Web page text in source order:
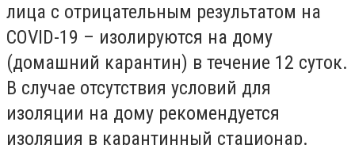
лица с отрицательным результатом на
COVID-19 – изолируются на дому
(домашний карантин) в течение 12 суток.
В случае отсутствия условий для
изоляции на дому рекомендуется
изоляция в карантинный стационар.